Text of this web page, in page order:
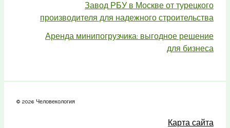
Завод РБУ в Москве от турецкого
производителя для надежного строительства
Аренда минипогрузчика: выгодное решение
для бизнеса
© 2026 Человекология
Карта сайта